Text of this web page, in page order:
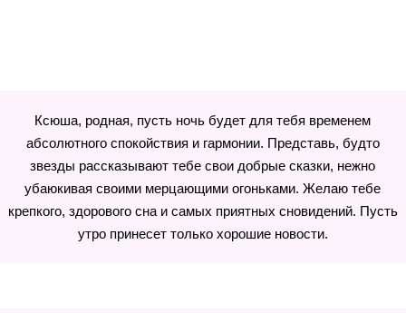
Ксюша, родная, пусть ночь будет для тебя временем
абсолютного спокойствия и гармонии. Представь, будто
звезды рассказывают тебе свои добрые сказки, нежно
убаюкивая своими мерцающими огоньками. Желаю тебе
крепкого, здорового сна и самых приятных сновидений. Пусть
утро принесет только хорошие новости.